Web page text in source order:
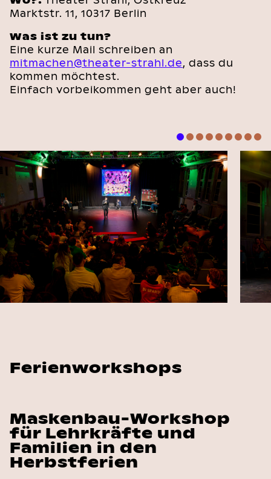
Marktstr. 11, 10317 Berlin
Was ist zu tun?
Eine kurze Mail schreiben an
mitmachen@theater-strahl.de, dass du
kommen möchtest.
Einfach vorbeikommen geht aber auch!
Ferienworkshops
Maskenbau-Workshop
für Lehrkräfte und
Familien in den
Herbstferien